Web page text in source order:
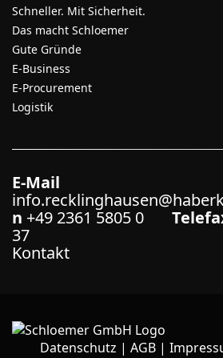
Schneller. Mit Sicherheit.
Das macht Schloemer
Gute Gründe
E-Business
E-Procurement
Logistik
E-Mail
n +49 2361 5805 0
37
Kontakt
Datenschutz | AGB |